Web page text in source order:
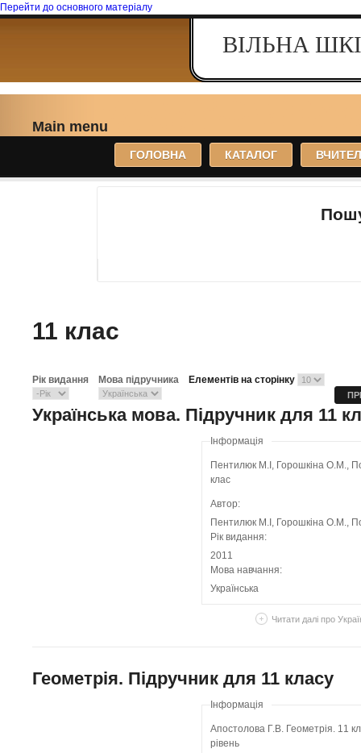
Перейти до основного матеріалу
ВІЛЬНА
Main menu
ГОЛОВНА КАТАЛОГ
11 клас
Рік видання Мова підручника Елементів на сторінку
Українська мова. Підручник для 11
Інформація
Пентилюк М.І, Горошкіна О.М.,
клас
Автор:
Пентилюк М.І, Горошкіна О.М.,
Рік видання:
2011
Мова навчання:
Українська
Читати далі про
Геометрія. Підручник для 11 класу
Інформація
Апостолова Г.В. Геометрія. 11
рівень